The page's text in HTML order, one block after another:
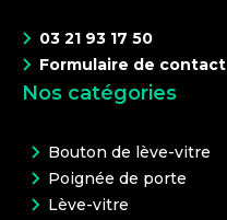
03 21 93 17 50
Formulaire de contact
Nos catégories
Bouton de lève-vitre
Poignée de porte
Lève-vitre